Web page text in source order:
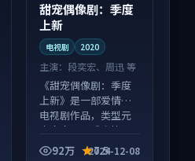
甜宠偶像剧：季度
上新
电视剧 2020
主演：段奕宏、周迅 等
《甜宠偶像剧：季度
上新》是一部爱情向
电视剧作品，类型元
素齐全，观感爽快不
拖沓。
92万 7.5
2024-12-08